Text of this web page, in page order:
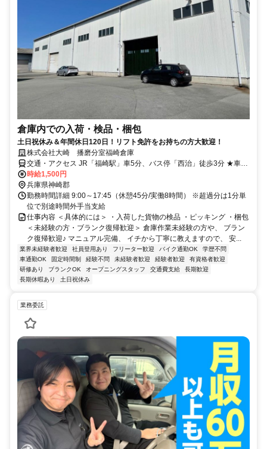
倉庫内での入荷・検品・梱包
土日祝休み＆年間休日120日！リフト免許をお持ちの方大歓迎！
株式会社大崎 播磨分室福崎倉庫
交通・アクセス JR「福崎駅」車5分、バス停「西治」徒歩3分 ★車・
バイク・自転車通勤OK（無料駐車場あり）
時給1,500円
兵庫県神崎郡
勤務時間詳細 9:00～17:45（休憩45分/実働8時間） ※超過分は1分単
位で別途時間外手当支給
仕事内容 ＜具体的には＞ ・入荷した貨物の検品 ・ピッキング ・梱包
＜未経験の方・ブランク復帰歓迎＞ 倉庫作業未経験の方や、 ブラン
ク復帰歓迎♪ マニュアル完備、 イチから丁寧に教えますので、 安...
業界未経験者歓迎 社員登用あり フリーター歓迎 バイク通勤OK
学歴不問
車通勤OK
固定時間制 経験不問 未経験者歓迎 経験者歓迎
有資格者歓迎
研修あり
ブランクOK オープニングスタッフ 交通費支給
長期歓迎
長期休暇あり
土日祝休み
業務委託